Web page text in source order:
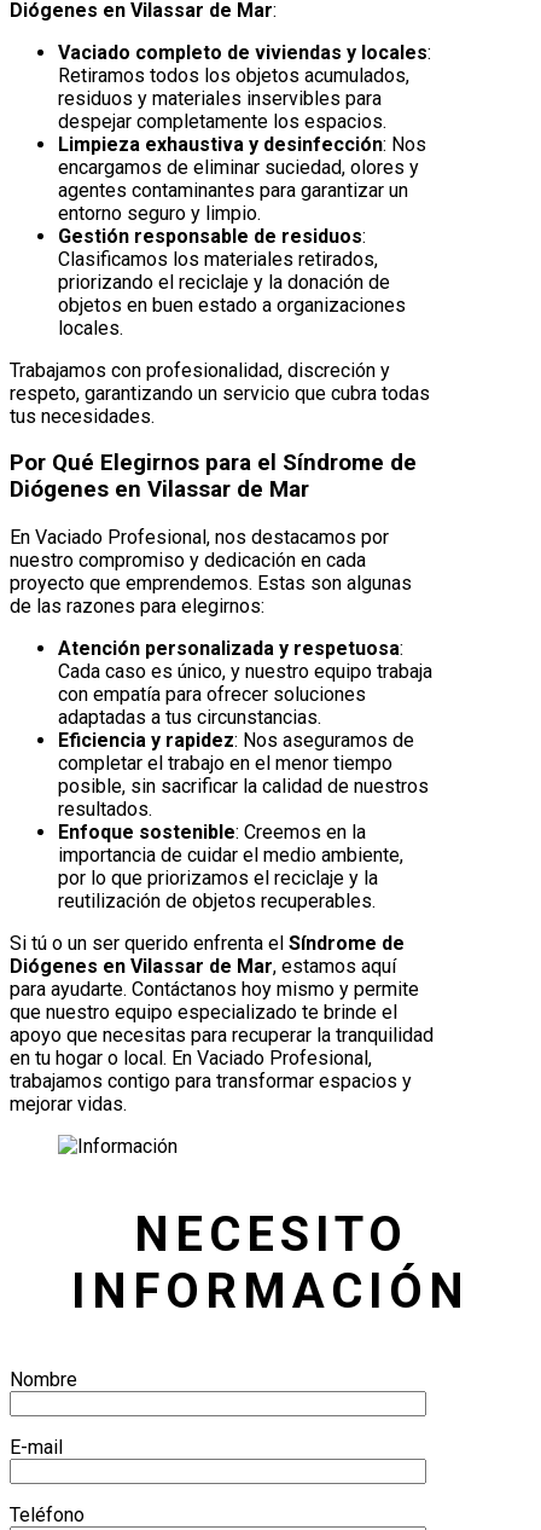
Diógenes en Vilassar de Mar:
Vaciado completo de viviendas y locales:
Retiramos todos los objetos acumulados,
residuos y materiales inservibles para
despejar completamente los espacios.
Limpieza exhaustiva y desinfección: Nos
encargamos de eliminar suciedad, olores y
agentes contaminantes para garantizar un
entorno seguro y limpio.
Gestión responsable de residuos:
Clasificamos los materiales retirados,
priorizando el reciclaje y la donación de
objetos en buen estado a organizaciones
locales.
Trabajamos con profesionalidad, discreción y
respeto, garantizando un servicio que cubra todas
tus necesidades.
Por Qué Elegirnos para el Síndrome de
Diógenes en Vilassar de Mar
En Vaciado Profesional, nos destacamos por
nuestro compromiso y dedicación en cada
proyecto que emprendemos. Estas son algunas
de las razones para elegirnos:
Atención personalizada y respetuosa:
Cada caso es único, y nuestro equipo trabaja
con empatía para ofrecer soluciones
adaptadas a tus circunstancias.
Eficiencia y rapidez: Nos aseguramos de
completar el trabajo en el menor tiempo
posible, sin sacrificar la calidad de nuestros
resultados.
Enfoque sostenible: Creemos en la
importancia de cuidar el medio ambiente,
por lo que priorizamos el reciclaje y la
reutilización de objetos recuperables.
Si tú o un ser querido enfrenta el Síndrome de
Diógenes en Vilassar de Mar, estamos aquí
para ayudarte. Contáctanos hoy mismo y permite
que nuestro equipo especializado te brinde el
apoyo que necesitas para recuperar la tranquilidad
en tu hogar o local. En Vaciado Profesional,
trabajamos contigo para transformar espacios y
mejorar vidas.
NECESITO
INFORMACIÓN
Nombre
E-mail
Teléfono